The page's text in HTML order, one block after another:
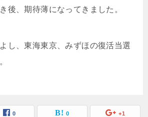
後、期待薄になってきました。
し、東海東京、みずほの復活当選
0 0 +1